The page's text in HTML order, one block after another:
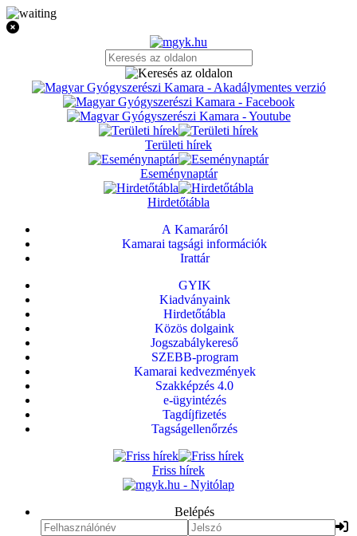
Területi hírek
Eseménynaptár
Hirdetőtábla
A Kamaráról
Kamarai tagsági információk
Irattár
GYIK
Kiadványaink
Hirdetőtábla
Közös dolgaink
Jogszabálykereső
SZEBB-program
Kamarai kedvezmények
Szakképzés 4.0
e-ügyintézés
Tagdíjfizetés
Tagságellenőrzés
Friss hírek
Belépés